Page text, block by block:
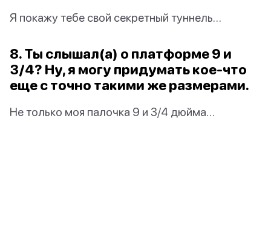
Я покажу тебе свой секретный туннель…
8. Ты слышал(а) о платформе 9 и
3/4? Ну, я могу придумать кое-что
еще с точно такими же размерами.
Не только моя палочка 9 и 3/4 дюйма…